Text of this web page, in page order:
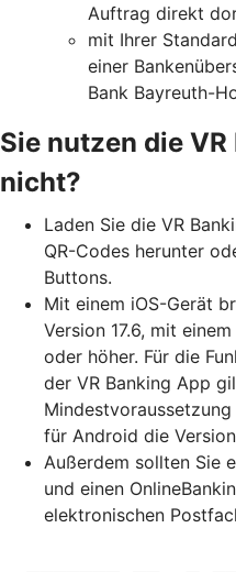
Auftrag direkt
mit Ihrer
einer
Bank Bayreuth-
Sie nutzen die
nicht?
Laden Sie die VR
QR-Codes herunter
Buttons.
Mit einem iOS-Gerät
Version 17.6, mit
oder höher. Für die
der VR Banking App
für Android die Version
Außerdem sollten Sie
und einen
elektronischen